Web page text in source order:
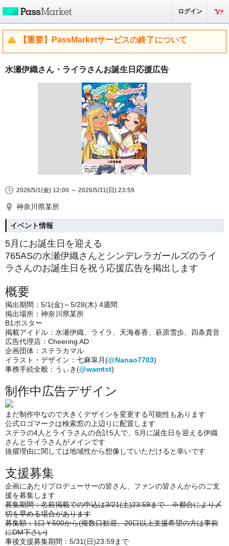
ログイン
【重要】PassMarketサービスの終了について
水瀬伊織さん・ライラさんお誕生日応援広告
2026/5/1(金) 12:00 ～ 2026/5/31(日) 23:59
神奈川県某所
イベント情報
5月にお誕生日を迎える
765ASの水瀬伊織さんとシンデレラガールズのライ
ラさんのお誕生日を祝う応援広告を掲出します
概要
掲出期間：5/1(金)～5/28(木) 4週間
掲出場所：神奈川県某所
B1ポスター
掲載アイドル：水瀬伊織、ライラ、天海春香、萩原雪歩、四条貴音
広告代理店：Cheering AD
企画団体：ステラカマル
イラスト・デザイン：七麻皐月(@Nanao7703)
事務手続全般：うぃき(@wamtst)
制作中広告デザイン
まだ制作中なので大きくデザインを変更する可能性もあります
公式ロゴマークは検索窓の上辺りに配置します
ステラの4人とライラさんの合計5人で、5月に誕生日を迎える伊織
さんとライラさんがメインです
抜擢理由に関しては地域性から想像していただけると幸いです
支援募集
企画にあたりプロデューサーの皆さん、ファンの皆さんからのご支
援を募集します
募集期間：名前掲載での申込は3/21(土)23:59まで ※都合により〆
切を早める場合があります
募集額：1口￥500から(複数口歓迎、20口以上支援希望の方は事前
にDM下さい)
事後支援募集期間：5/31(日)23:59まで